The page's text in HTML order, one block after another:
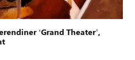
‘Grand Theater’,